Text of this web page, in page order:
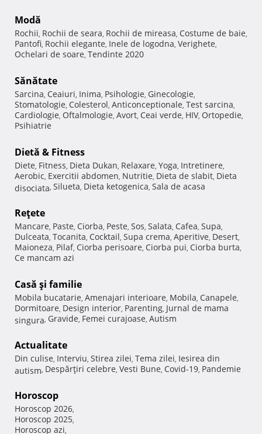
Modă
Rochii, Rochii de seara, Rochii de mireasa, Costume de baie,
Pantofi, Rochii elegante, Inele de logodna, Verighete,
Ochelari de soare, Tendinte 2020
Sănătate
Sarcina, Ceaiuri, Inima, Psihologie, Ginecologie,
Stomatologie, Colesterol, Anticonceptionale, Test sarcina,
Cardiologie, Oftalmologie, Avort, Ceai verde, HIV, Ortopedie,
Psihiatrie
Dietă & Fitness
Diete, Fitness, Dieta Dukan, Relaxare, Yoga, Intretinere,
Aerobic, Exercitii abdomen, Nutritie, Dieta de slabit, Dieta
disociata, Silueta, Dieta ketogenica, Sala de acasa
Reţete
Mancare, Paste, Ciorba, Peste, Sos, Salata, Cafea, Supa,
Dulceata, Tocanita, Cocktail, Supa crema, Aperitive, Desert,
Maioneza, Pilaf, Ciorba perisoare, Ciorba pui, Ciorba burta,
Ce mancam azi
Casă şi familie
Mobila bucatarie, Amenajari interioare, Mobila, Canapele,
Dormitoare, Design interior, Parenting, Jurnal de mama
singura, Gravide, Femei curajoase, Autism
Actualitate
Din culise, Interviu, Stirea zilei, Tema zilei, Iesirea din
autism, Despărţiri celebre, Vesti Bune, Covid-19, Pandemie
Horoscop
Horoscop 2026,
Horoscop 2025,
Horoscop azi,